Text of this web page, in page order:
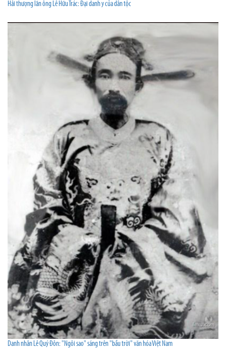
Hải thượng lãn ông Lê Hữu Trác: Đại danh y của dân tộc
Danh nhân Lê Quý Đôn: "Ngôi sao" sáng trên "bầu trời" văn hóa Việt Nam